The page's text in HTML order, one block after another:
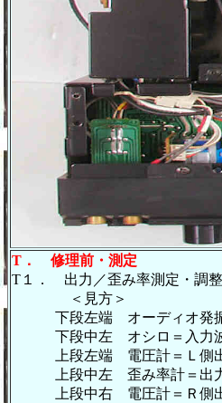
T．
修理前・測定
T１． 出力／歪み率測定・調整
＜見方＞
下段左端 オーディオ発振器
下段中左 オシロ＝入力波
上段左端 電圧計＝Ｌ側出
上段中左 歪み率計＝出力
上段中右 電圧計＝Ｒ側出